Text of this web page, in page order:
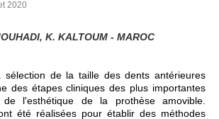
2020
K. KALTOUM - MAROC
sélection de la taille des dents antérieures
des étapes cliniques des plus importantes
l'esthétique de la prothèse amovible.
été réalisées pour établir des méthodes